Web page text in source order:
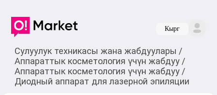
Кырг
Сулуулук техникасы жана жабдуулары /
Аппараттык косметология үчүн жабдуу /
Аппараттык косметология үчүн жабдуу /
Диодный аппарат для лазерной эпиляции